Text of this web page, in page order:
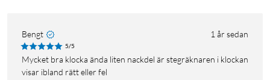
Bengt 1 år sedan
5/5
Mycket bra klocka ända liten nackdel är stegräknaren i klockan
visar ibland rätt eller fel